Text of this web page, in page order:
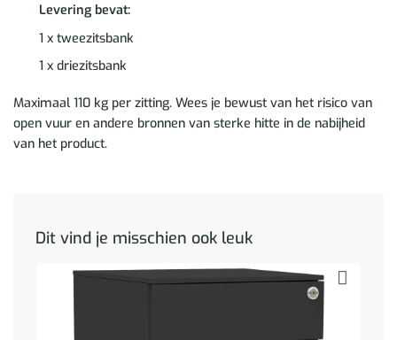
Levering bevat:
1 x tweezitsbank
1 x driezitsbank
Maximaal 110 kg per zitting. Wees je bewust van het risico van
open vuur en andere bronnen van sterke hitte in de nabijheid
van het product.
Dit vind je misschien ook leuk